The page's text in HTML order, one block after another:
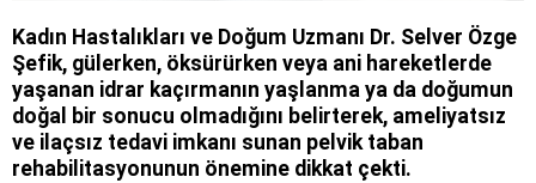
Kadın Hastalıkları ve Doğum Uzmanı Dr. Selver Özge
Şefik, gülerken, öksürürken veya ani hareketlerde
yaşanan idrar kaçırmanın yaşlanma ya da doğumun
doğal bir sonucu olmadığını belirterek, ameliyatsız
ve ilaçsız tedavi imkanı sunan pelvik taban
rehabilitasyonunun önemine dikkat çekti.